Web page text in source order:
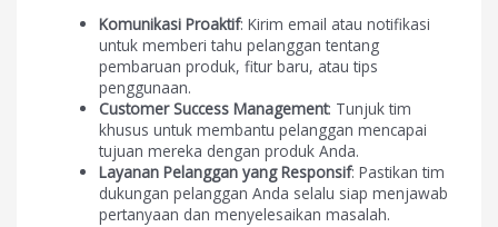
Komunikasi Proaktif: Kirim email atau notifikasi
untuk memberi tahu pelanggan tentang
pembaruan produk, fitur baru, atau tips
penggunaan.
Customer Success Management: Tunjuk tim
khusus untuk membantu pelanggan mencapai
tujuan mereka dengan produk Anda.
Layanan Pelanggan yang Responsif: Pastikan tim
dukungan pelanggan Anda selalu siap menjawab
pertanyaan dan menyelesaikan masalah.